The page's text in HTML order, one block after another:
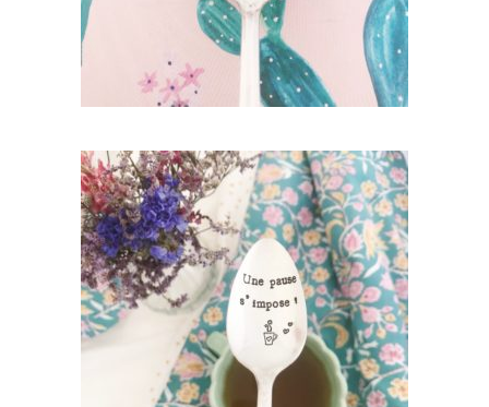
PETITE CUILLÈRE GRAVÉE VINTAGE : UNE
PAUSE S’IMPOSE !
35,00€
AJOUTER AU PANIER